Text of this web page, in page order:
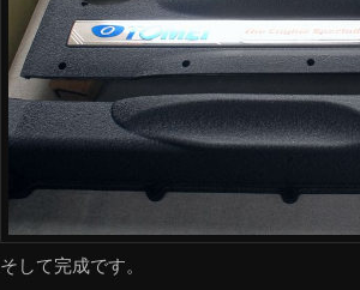
そして完成です。